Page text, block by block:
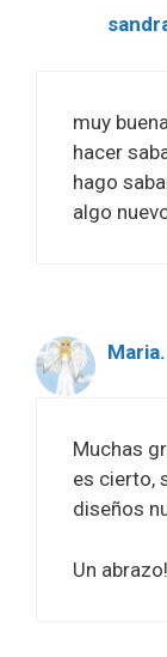
muy
hacer
hago
algo
Muchas
es cierto,
diseños
Un abrazo!